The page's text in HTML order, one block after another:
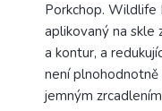
Porkchop. Wildlife
aplikovaný na skle
a kontur, a
není
jemným